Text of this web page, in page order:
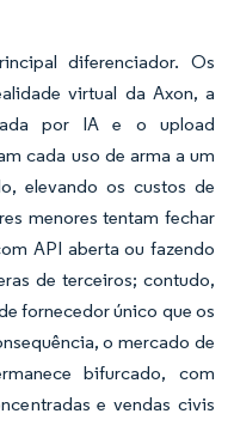
diferenciador. Os
virtual da Axon, a
por IA e o upload
cada uso de arma a um
elevando os custos de
menores tentam fechar
API aberta ou fazendo
de terceiros; contudo,
fornecedor único que os
o mercado de
bifurcado, com
e vendas civis